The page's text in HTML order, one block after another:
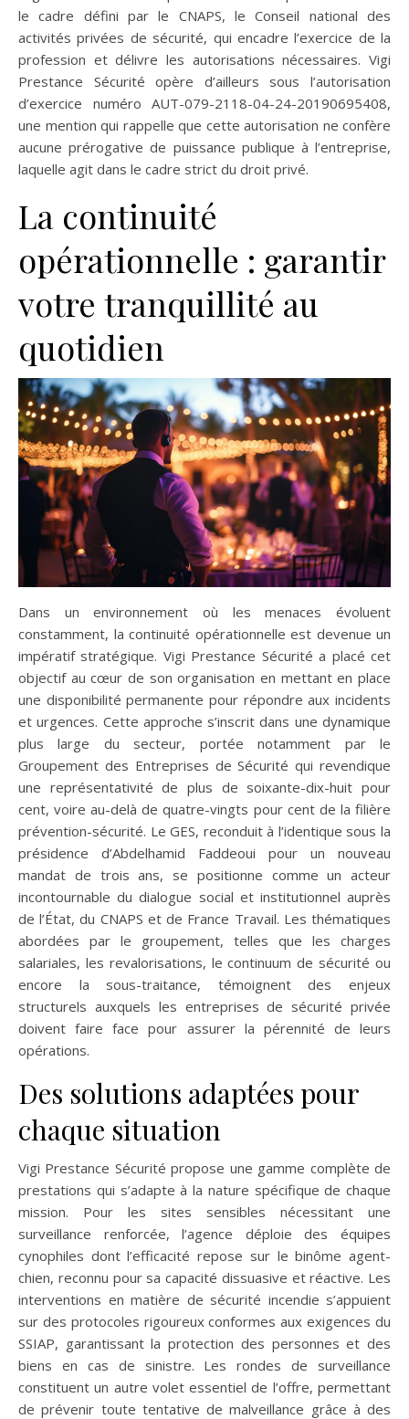
le cadre défini par le CNAPS, le Conseil national des
activités privées de sécurité, qui encadre l’exercice de la
profession et délivre les autorisations nécessaires. Vigi
Prestance Sécurité opère d’ailleurs sous l’autorisation
d’exercice numéro AUT-079-2118-04-24-20190695408,
une mention qui rappelle que cette autorisation ne confère
aucune prérogative de puissance publique à l’entreprise,
laquelle agit dans le cadre strict du droit privé.
La continuité
opérationnelle : garantir
votre tranquillité au
quotidien
Dans un environnement où les menaces évoluent
constamment, la continuité opérationnelle est devenue un
impératif stratégique. Vigi Prestance Sécurité a placé cet
objectif au cœur de son organisation en mettant en place
une disponibilité permanente pour répondre aux incidents
et urgences. Cette approche s’inscrit dans une dynamique
plus large du secteur, portée notamment par le
Groupement des Entreprises de Sécurité qui revendique
une représentativité de plus de soixante-dix-huit pour
cent, voire au-delà de quatre-vingts pour cent de la filière
prévention-sécurité. Le GES, reconduit à l’identique sous la
présidence d’Abdelhamid Faddeoui pour un nouveau
mandat de trois ans, se positionne comme un acteur
incontournable du dialogue social et institutionnel auprès
de l’État, du CNAPS et de France Travail. Les thématiques
abordées par le groupement, telles que les charges
salariales, les revalorisations, le continuum de sécurité ou
encore la sous-traitance, témoignent des enjeux
structurels auxquels les entreprises de sécurité privée
doivent faire face pour assurer la pérennité de leurs
opérations.
Des solutions adaptées pour
chaque situation
Vigi Prestance Sécurité propose une gamme complète de
prestations qui s’adapte à la nature spécifique de chaque
mission. Pour les sites sensibles nécessitant une
surveillance renforcée, l’agence déploie des équipes
cynophiles dont l’efficacité repose sur le binôme agent-
chien, reconnu pour sa capacité dissuasive et réactive. Les
interventions en matière de sécurité incendie s’appuient
sur des protocoles rigoureux conformes aux exigences du
SSIAP, garantissant la protection des personnes et des
biens en cas de sinistre. Les rondes de surveillance
constituent un autre volet essentiel de l’offre, permettant
de prévenir toute tentative de malveillance grâce à des